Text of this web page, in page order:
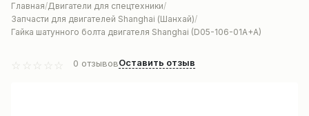
Главная Двигатели для спецтехники
Запчасти для двигателей Shanghai (Шанхай)
Гайка шатунного болта двигателя Shanghai (D05-106-01A+A)
0 отзывовОставить отзыв